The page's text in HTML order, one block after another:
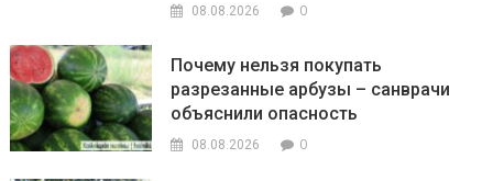
08.08.2026 0
Почему нельзя покупать
разрезанные арбузы – санврачи
объяснили опасность
08.08.2026 0